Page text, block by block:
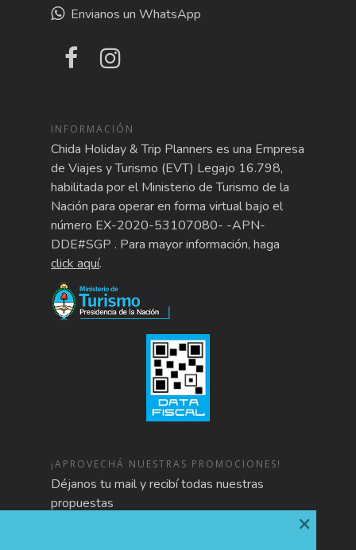
Envianos un WhatsApp
INFORMACIÓN
Chida Holiday & Trip Planners es una Empresa
de Viajes y Turismo (EVT) Legajo 16.798,
habilitada por el Ministerio de Turismo de la
Nación para operar en forma virtual bajo el
número EX-2020-53107080- -APN-
DDE#SGP . Para mayor información, haga
click aquí.
¡APROVECHÁ NUESTRAS PROMOCIONES!
Déjanos tu mail y recibí todas nuestras
propuestas
×